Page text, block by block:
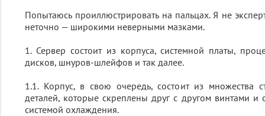
Попытаюсь проиллюстрировать на пальцах. Я не
неточно — широкими неверными мазками.
1. Сервер состоит из корпуса, системной платы,
дисков, шнуров-шлейфов и так далее.
1.1. Корпус, в свою очередь, состоит из множества
деталей, которые скреплены друг с другом винтами
системой охлаждения.